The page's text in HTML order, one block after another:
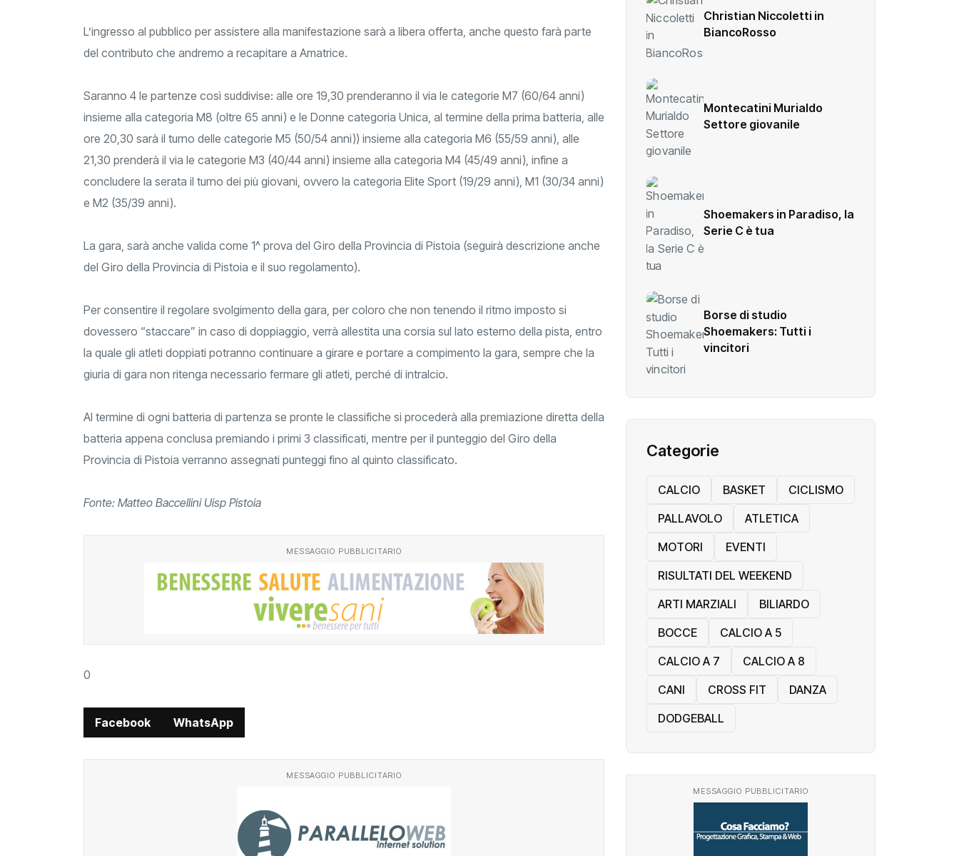
L’ingresso al pubblico per assistere alla manifestazione sarà a libera offerta, anche questo farà parte
del contributo che andremo a recapitare a Amatrice.
Saranno 4 le partenze così suddivise: alle ore 19,30 prenderanno il via le categorie M7 (60/64 anni)
insieme alla categoria M8 (oltre 65 anni) e le Donne categoria Unica, al termine della prima batteria, alle
ore 20,30 sarà il turno delle categorie M5 (50/54 anni)) insieme alla categoria M6 (55/59 anni), alle
21,30 prenderà il via le categorie M3 (40/44 anni) insieme alla categoria M4 (45/49 anni), infine a
concludere la serata il turno dei più giovani, ovvero la categoria Elite Sport (19/29 anni), M1 (30/34 anni)
e M2 (35/39 anni).
La gara, sarà anche valida come 1^ prova del Giro della Provincia di Pistoia (seguirà descrizione anche
del Giro della Provincia di Pistoia e il suo regolamento).
Per consentire il regolare svolgimento della gara, per coloro che non tenendo il ritmo imposto si
dovessero “staccare” in caso di doppiaggio, verrà allestita una corsia sul lato esterno della pista, entro
la quale gli atleti doppiati potranno continuare a girare e portare a compimento la gara, sempre che la
giuria di gara non ritenga necessario fermare gli atleti, perché di intralcio.
Al termine di ogni batteria di partenza se pronte le classifiche si procederà alla premiazione diretta della
batteria appena conclusa premiando i primi 3 classificati, mentre per il punteggio del Giro della
Provincia di Pistoia verranno assegnati punteggi fino al quinto classificato.
Fonte: Matteo Baccellini Uisp Pistoia
MESSAGGIO PUBBLICITARIO
0
Facebook WhatsApp
MESSAGGIO PUBBLICITARIO
Christian Niccoletti in
BiancoRosso
Montecatini Murialdo
Settore giovanile
Shoemakers in Paradiso, la
Serie C è tua
Borse di studio
Shoemakers: Tutti i
vincitori
Categorie
CALCIO BASKET
CICLISMO
PALLAVOLO
ATLETICA
MOTORI
EVENTI
RISULTATI DEL WEEKEND
ARTI MARZIALI
BILIARDO
BOCCE
CALCIO A 5
CALCIO A 7
CALCIO A 8
CANI
CROSS FIT
DANZA
DODGEBALL
MESSAGGIO PUBBLICITARIO